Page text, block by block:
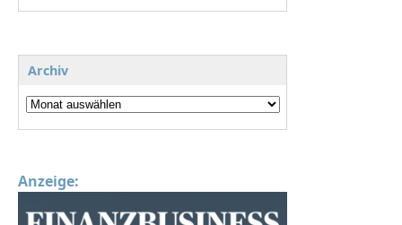
Archiv
Anzeige: